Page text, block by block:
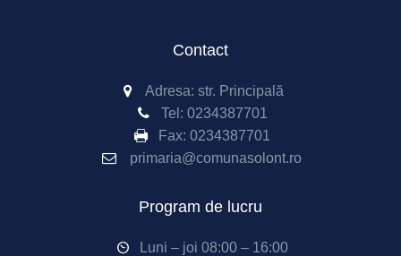
Contact
Adresa: str. Principală
Tel: 0234387701
Fax: 0234387701
primaria@comunasolont.ro
Program de lucru
Luni – joi 08:00 – 16:00